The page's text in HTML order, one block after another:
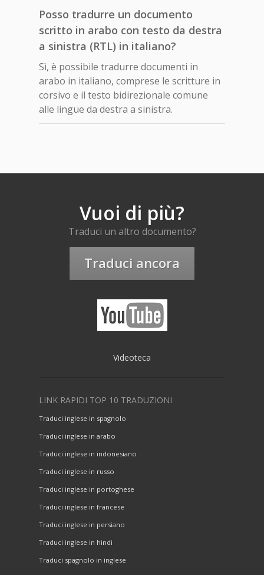
Posso tradurre un documento
scritto in arabo con testo da destra
a sinistra (RTL) in italiano?
Sì, è possibile tradurre documenti in
arabo in italiano, comprese le scritture in
corsivo e il testo bidirezionale comune
alle lingue da destra a sinistra.
Vuoi di più?
Traduci un altro documento?
Traduci ancora
Videoteca
LINK RAPIDI TOP 10 TRADUZIONI
Traduci inglese in spagnolo
Traduci inglese in arabo
Traduci inglese in indonesiano
Traduci inglese in russo
Traduci inglese in portoghese
Traduci inglese in francese
Traduci inglese in persiano
Traduci inglese in hindi
Traduci spagnolo in inglese